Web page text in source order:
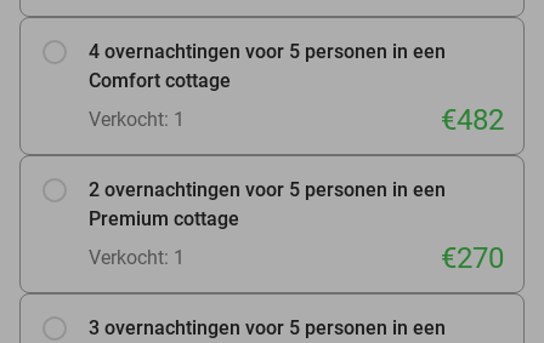
4 overnachtingen voor 5 personen in een
Comfort cottage
Verkocht: 1
€482
2 overnachtingen voor 5 personen in een
Premium cottage
Verkocht: 1
€270
3 overnachtingen voor 5 personen in een